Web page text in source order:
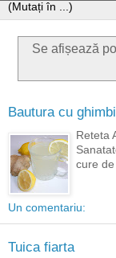
Se afișează
Bautura cu
Reteta
cure
Un comentariu:
Tuica fiarta